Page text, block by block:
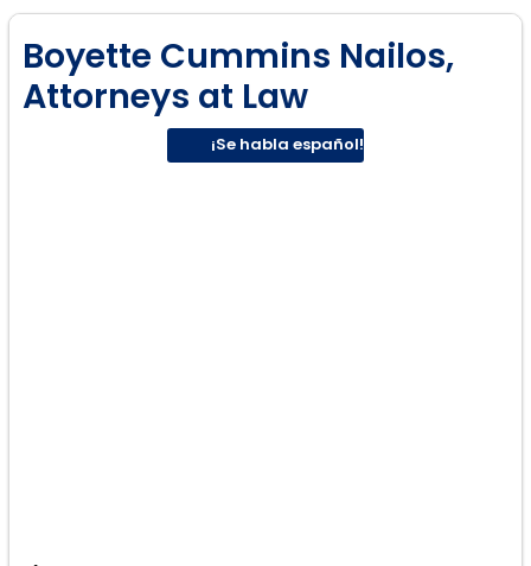
Boyette Cummins Nailos,
Attorneys at Law
¡Se habla español!